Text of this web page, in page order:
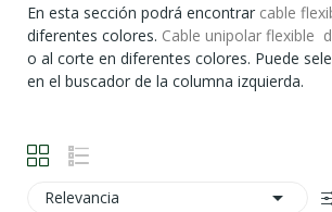
En esta sección podrá encontrar cable
diferentes colores. Cable unipolar flexible
o al corte en diferentes colores. Puede
en el buscador de la columna izquierda.
Relevancia 